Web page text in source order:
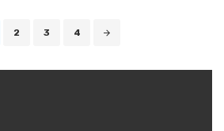
2 3 4